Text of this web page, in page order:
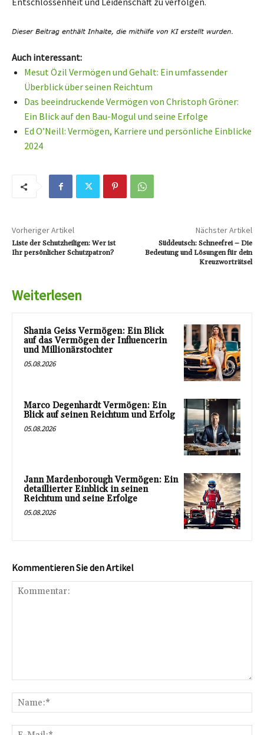
Auch interessant:
Mesut Özil Vermögen und Gehalt: Ein umfassender
Überblick über seinen Reichtum
Das beeindruckende Vermögen von Christoph Gröner:
Ein Blick auf den Bau-Mogul und seine Erfolge
Ed O’Neill: Vermögen, Karriere und persönliche Einblicke
2024
Vorheriger Artikel
Liste der Schutzheiligen: Wer ist
Ihr persönlicher Schutzpatron?
Nächster Artikel
Süddeutsch: Schneefrei – Die
Bedeutung und Lösungen für dein
Kreuzworträtsel
Weiterlesen
Shania Geiss Vermögen: Ein Blick
auf das Vermögen der Influencerin
und Millionärstochter
05.08.2026
Marco Degenhardt Vermögen: Ein
Blick auf seinen Reichtum und Erfolg
05.08.2026
Jann Mardenborough Vermögen: Ein
detaillierter Einblick in seinen
Reichtum und seine Erfolge
05.08.2026
Kommentieren Sie den Artikel